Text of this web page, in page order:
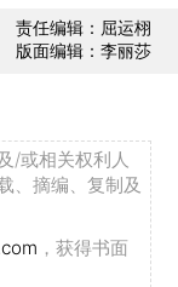
责任编辑：屈运栩
版面编辑：李丽莎
/或相关权利人
、摘编、复制及
，获得书面